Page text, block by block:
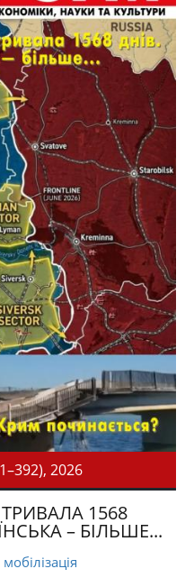
2026
1568
– БІЛЬШЕ...